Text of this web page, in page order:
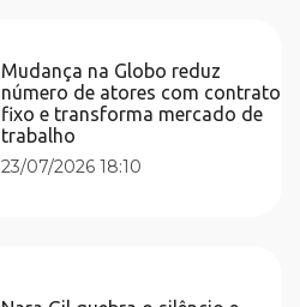
Mudança na Globo reduz
número de atores com contrato
fixo e transforma mercado de
trabalho
23/07/2026 18:10